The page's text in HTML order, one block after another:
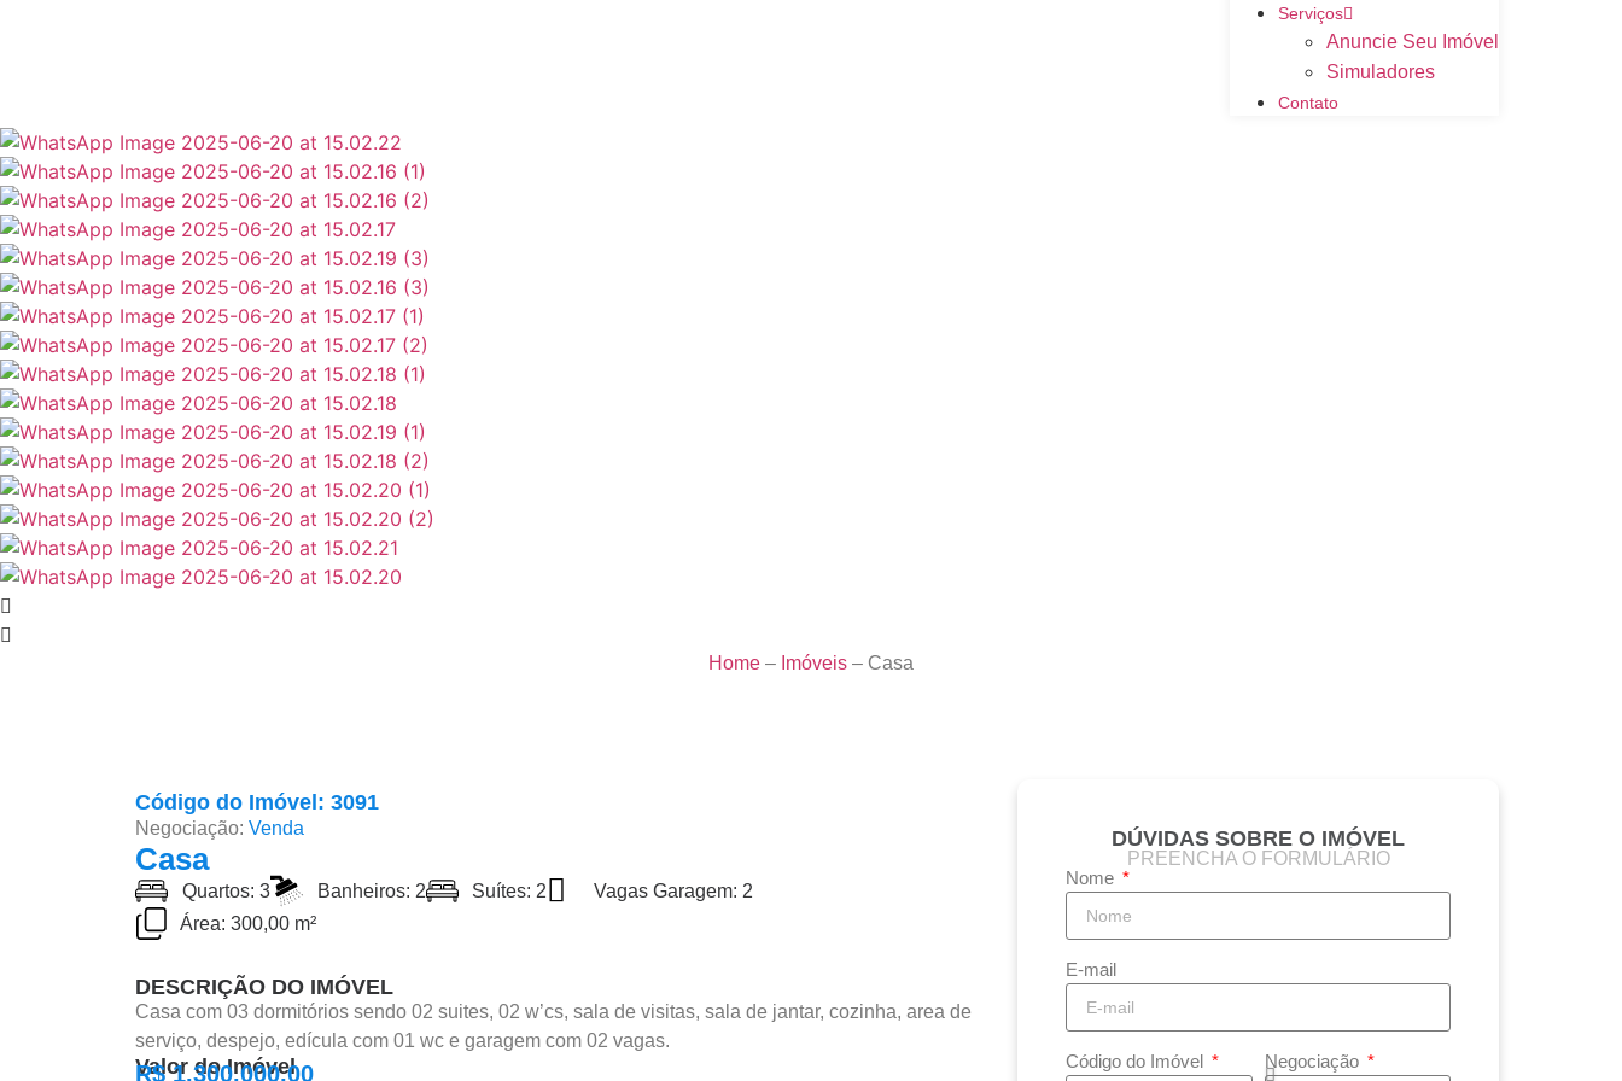
Serviços
Anuncie Seu Imóvel
Simuladores
Contato
Home – Imóveis – Casa
Código do Imóvel: 3091
Negociação: Venda
Casa
Quartos: 3 Banheiros: 2 Suítes: 2
Vagas Garagem: 2
Área: 300,00 m²
DESCRIÇÃO DO IMÓVEL
Casa com 03 dormitórios sendo 02 suites, 02 w’cs, sala de visitas, sala de jantar, cozinha, area de
serviço, despejo, edícula com 01 wc e garagem com 02 vagas.
Valor do Imóvel
R$ 1.300.000,00
DÚVIDAS SOBRE O IMÓVEL
PREENCHA O FORMULÁRIO
Nome
E-mail
Código do Imóvel Negociação